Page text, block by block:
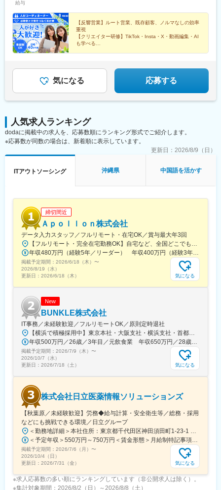
条件以外の方へ】上記以外の方（未経験者・他職種・初めての転
職の方・異業種からの応募等）についても、・社会人経験や職歴
（前職種での実績等）・転居の必要性、ご家族の有無、ご自身の
経済状況や生活上の課題等を総合的に考慮し、当社内の審査・規
定に基づき、適用可否や支給上限、対象品目を個別に検討・決定
の適用実例等は面接時に丁寧にご説明いたします。
駅、五反田駅、武蔵小山駅、中目黒駅、自由が丘駅、蒲田駅、三
軒茶屋駅、二子玉川駅、恵比寿駅、代々木駅、中野駅(東京都)、阿
佐ケ谷駅、池袋駅、目白駅、赤羽駅、日暮里駅(舎人ライナー)、成
増駅、練馬駅、綾瀬駅、新小岩駅、西葛西駅、吉祥寺駅、三鷹
駅、町田駅、調布駅、京王八王子駅、立川駅、小田急多摩センタ
り駅、新横浜駅、川崎駅、武蔵小杉駅、武蔵溝ノ口駅、藤沢駅、
相模大野駅、本厚木駅、横須賀中央駅、平塚駅、鎌倉駅、小田原
梅田駅(地下鉄)、渡辺橋駅、心斎橋駅、なんば駅(南海線)、本町
駅、なにわ橋駅、天王寺駅、大阪阿部野橋駅、新大阪駅、堺東
駅、豊中駅、高槻駅、枚方市駅、茨木駅、江坂駅、近鉄八尾駅、
京都駅、三条駅(京都府)、烏丸駅、宇治駅(奈良線)、長岡京駅、名
駅、上前津駅、金山駅(愛知県)、千種駅、尾張一宮駅、東岡崎駅、
端駅、天神駅、西鉄福岡駅、薬院駅、渡辺通駅、唐人町駅、千早
駅、帯広駅、青森駅、弘前駅、八戸駅、五所川原駅、七戸十和田
駅、盛岡駅、水沢駅、一ノ関駅、北上駅、花巻駅、あおば通駅、
本塩釜駅、古川駅、石巻駅、名取駅、秋田駅、横手駅、大曲駅(秋
田県)、西目駅、能代駅、山形駅、米沢駅、鶴岡駅、酒田駅、福島
駅(福島県)、会津若松駅、郡山駅(福島県)、いわき駅、水戸駅、つ
くば駅、土浦駅、古河駅、日立駅、宇都宮駅、小山駅、栃木駅、
足利駅、黒磯駅、高崎駅、中央前橋駅、伊勢崎駅、桐生駅、新潟
駅、長岡駅、高田駅(新潟県)、燕三条駅、加治駅、電鉄富山駅・エ
武生駅、小浜駅、甲府駅、富士山駅、石和温泉駅、大月駅、韮崎
駅、長野駅、松本駅、上田駅、上諏訪駅、名鉄岐阜駅、大垣駅、
多治見駅、高山駅、新可児駅、静岡駅、浜松駅、沼津駅、三島
駅、富士駅、津駅、あすなろう四日市駅、伊勢市駅、桑名駅、松
阪駅、大津駅、彦根駅、草津駅(滋賀県)、長浜駅、近江八幡駅、神
戸三宮駅(阪神)、姫路駅、西宮北口駅、尼崎駅(阪神線)、明石駅、
近鉄奈良駅、奈良駅、大和八木駅、生駒駅、近鉄郡山駅、和歌山
駅、和歌山市駅、紀伊田辺駅、紀伊清水駅、鳥取駅、米子駅、倉
町駅、呉駅、尾道駅、下関駅、山口駅(山口県)、琴芝駅、徳山駅、
岩国駅、徳島駅、鳴門駅、阿南駅、鴨島駅、穴吹駅、高松駅(香川
県)、瓦町駅、丸亀駅、大手町駅(東京都)、有楽町駅、国会議事堂
前駅、神保町駅、馬喰町駅、末広町駅(東京都)、半蔵門駅、東京
駅、銀座駅、築地駅、新日本橋駅、永田町駅、乃木坂駅、霞ケ関
駅(東京都)、神谷町駅、内幸町駅、大門駅(東京都)、三田駅(東京
都)、都庁前駅、牛込神楽坂駅、四谷三丁目駅、西早稲田駅、新大
久保駅、後楽園駅、田原町駅(東京都)、御徒町駅、東日本橋駅、大
崎広小路駅、西小山駅、代官山駅、奥沢駅、京急蒲田駅、西太子
淵駅、日暮里駅、地下鉄成増駅、豊島園駅(都営線)、井の頭公園
給与
【反響営業】ルート営業、既存顧客、ノルマなしの効率
重視
【クリエイター研修】TikTok・Insta・X・動画編集・AI
も学べる
気になる 応募する
人気求人ランキング
dodaに掲載中の求人を、応募数順にランキング形式でご紹介します。
※応募数が同数の場合は、新着順に表示しています。
更新日： 2026/8/9（日）
ITアウトソーシング 沖縄県 中国語を活かす
締切間近
Ａｐｏｌｌｏｎ株式会社
データ入力スタッフ／フルリモート・在宅OK／賞与最大年3回
【フルリモート・完全在宅勤務OK】自宅など、全国どこでもあなたが働きやすい場所で働けます★転居を伴う転勤なし★全国47都道府県どこからでも応募OK【本社】東京都新宿区山吹町130番地の15 茜ビル2-A＜アクセス＞有楽町線「江戸川橋駅」、東西線「東西線」より徒歩10分※受動喫煙対策：あり
年収480万円（経験5年／リーダー） 年収400万円（経験3年／メンバー）
掲載予定期間： 2026/6/18（木） 〜
2026/8/19（水）
更新日： 2026/6/18（木） 気になる
New
BUNKLE株式会社
IT事務／未経験歓迎／フルリモートOK／原則定時退社
【横浜で積極採用中】東京本社・大阪支社・横浜支社・首都圏（東京都・神奈川県・埼玉県・千葉県）の各プロジェクト先のいずれかにて勤務【引越し支援制度あり】＼大募集中！／■横浜支社神奈川県横浜市港北区新横浜2丁目5-2＜アクセス＞「新横浜駅」より徒歩5分以内■本社東京都港区三田1-4-1 住友不動産麻布十番ビル 4F☆2026年7月に移転＜アクセス＞「赤羽橋駅」より徒歩3分「麻布十番駅」より徒歩6分「芝公園駅」より徒歩9分■大阪支社大阪府大阪市中央区久太郎町4-2-15 5F☆2025年1月に新設＜アクセス＞「本町駅」より徒歩1分「堺筋本町駅」より徒歩8分「心斎橋駅」より徒歩10分※希望や適性、通いやすさなどを考慮して決定します。※転居を伴う転勤なし※U・Iターン歓迎
年収500万円／26歳／3年目／元飲食業 年収650万円／28歳／4年目／元事務
掲載予定期間： 2026/7/9（木） 〜
2026/10/7（水）
更新日： 2026/7/18（土） 気になる
株式会社日立医薬情報ソリューションズ
【秋葉原／未経験歓迎】労務◆給与計算・安全衛生等／総務・採用
などにも挑戦できる環境／日立グループ
＜勤務地詳細＞本社住所：東京都千代田区神田須田町1-23-1 住友不動産神田ビル2号館19F勤務地最寄駅：JR線／秋葉原駅受動喫煙対策：敷地内全面禁煙変更の範囲：会社の定める場所（在宅勤務及びサテライトオフィス勤務制度に定める就業場所を含む）
＜予定年収＞550万円～750万円＜賃金形態＞月給制特記事項なし＜賃金内訳＞月額（基本給）：277,000円～364,000円＜月給＞277,000円～364,000円＜昇給有無＞有＜残業手当＞有＜給与補足＞※経験・能力等を考慮し、当社規定により決定します。■昇給：年1回 ■賞与：年2回（6月、12月）賃金はあくまでも目安の金額であり、選考を通じて上下する可能性があります。月給(月額)は固定手当を含めた表記です。
掲載予定期間： 2026/7/6（月） 〜
2026/10/4（日）
更新日： 2026/7/31（金） 気になる
※求人応募数の多い順にランキングしています（非公開求人は除く）。
※集計対象期間：2026/8/2（日）～2026/8/8（土）